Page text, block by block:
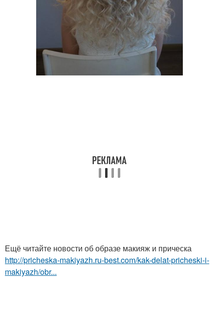
Ещё читайте новости об образе макияж и прическа
http://pricheska-makiyazh.ru-best.com/kak-delat-pricheski-i-
makiyazh/obr...